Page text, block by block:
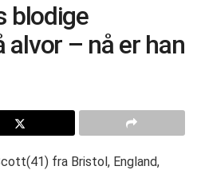
blodige
– nå er han
fra Bristol, England,